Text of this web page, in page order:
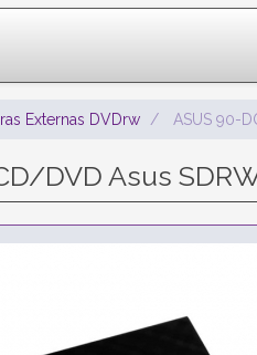
Externas DVDrw ASUS 90-
DVD Asus